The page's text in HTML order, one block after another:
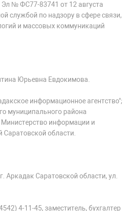
№ ФС77-83741 от 12 августа
службой по надзору в сфере связи,
и массовых коммуникаций
Юрьевна Евдокимова.
информационное агентство";
муниципального района
информации и
области.
Аркадак Саратовской области, ул.
4-11-45, заместитель, бухгалтер